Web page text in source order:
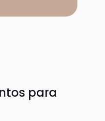
para